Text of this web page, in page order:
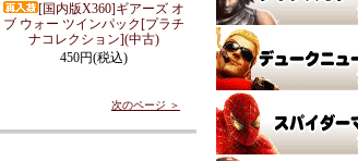
[国内版X360]ギアーズ オ
ブ ウォー ツインパック[プラチ
ナコレクション](中古)
450円(税込)
次のページ ＞